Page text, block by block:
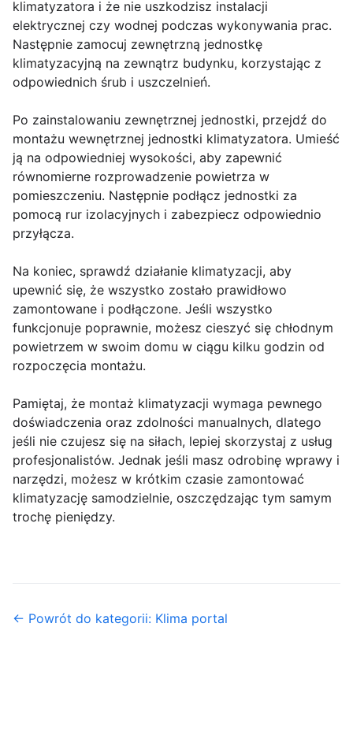
klimatyzatora i że nie uszkodzisz instalacji
elektrycznej czy wodnej podczas wykonywania prac.
Następnie zamocuj zewnętrzną jednostkę
klimatyzacyjną na zewnątrz budynku, korzystając z
odpowiednich śrub i uszczelnień.
Po zainstalowaniu zewnętrznej jednostki, przejdź do
montażu wewnętrznej jednostki klimatyzatora. Umieść
ją na odpowiedniej wysokości, aby zapewnić
równomierne rozprowadzenie powietrza w
pomieszczeniu. Następnie podłącz jednostki za
pomocą rur izolacyjnych i zabezpiecz odpowiednio
przyłącza.
Na koniec, sprawdź działanie klimatyzacji, aby
upewnić się, że wszystko zostało prawidłowo
zamontowane i podłączone. Jeśli wszystko
funkcjonuje poprawnie, możesz cieszyć się chłodnym
powietrzem w swoim domu w ciągu kilku godzin od
rozpoczęcia montażu.
Pamiętaj, że montaż klimatyzacji wymaga pewnego
doświadczenia oraz zdolności manualnych, dlatego
jeśli nie czujesz się na siłach, lepiej skorzystaj z usług
profesjonalistów. Jednak jeśli masz odrobinę wprawy i
narzędzi, możesz w krótkim czasie zamontować
klimatyzację samodzielnie, oszczędzając tym samym
trochę pieniędzy.
← Powrót do kategorii: Klima portal